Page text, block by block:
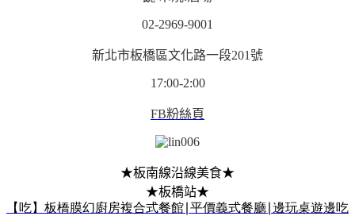
02-2969-9001
新北市板橋區文化路一段201號
17:00-2:00
FB粉絲頁
★板南線沿線美食★
★板橋站★
【吃】板橋膜幻廚房複合式餐館 平價義式餐廳 邊玩桌遊邊吃